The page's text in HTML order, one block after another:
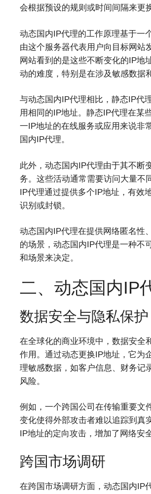
会根据预设的规则或时间间隔来更
动态国内IP代理的工作原理基于一
由这个服务器代表用户向目标网站
网站看到的是这些不断变化的IP地
动的难度，特别是在涉及敏感数据
与动态国内IP代理相比，静态IP代
用相同的IP地址。静态IP代理在某
一IP地址的在线服务或应用来说非
国内IP代理。
此外，动态国内IP代理由于其不断
务。这些活动通常需要访问大量不
IP代理通过提供多个IP地址，有效
识别或封锁。
动态国内IP代理在提供网络匿名性
的场景，动态国内IP代理是一种不
和场景来决定。
二、动态国内IP
数据安全与隐私保护
在全球化的商业环境中，数据安全
作用。通过动态更换IP地址，它为
理敏感数据，如客户信息、财务记
风险。
例如，一个跨国公司在传输重要文
变化使得外部攻击者难以追踪到真
IP地址的定向攻击，增加了网络安
跨国市场调研
在跨国市场调研方面，动态国内IP